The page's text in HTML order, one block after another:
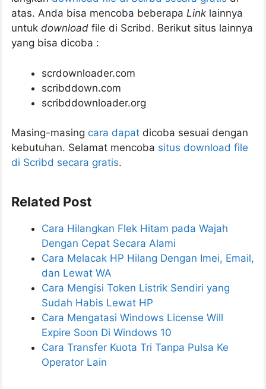
atas. Anda bisa mencoba beberapa Link lainnya
untuk download file di Scribd. Berikut situs lainnya
yang bisa dicoba :
scrdownloader.com
scribddown.com
scribddownloader.org
Masing-masing cara dapat dicoba sesuai dengan
kebutuhan. Selamat mencoba situs download file
di Scribd secara gratis.
Related Post
Cara Hilangkan Flek Hitam pada Wajah
Dengan Cepat Secara Alami
Cara Melacak HP Hilang Dengan Imei, Email,
dan Lewat WA
Cara Mengisi Token Listrik Sendiri yang
Sudah Habis Lewat HP
Cara Mengatasi Windows License Will
Expire Soon Di Windows 10
Cara Transfer Kuota Tri Tanpa Pulsa Ke
Operator Lain